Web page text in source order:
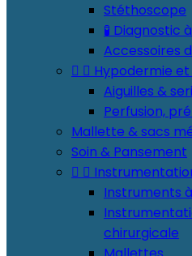
Stéthoscope
🧪 Diagnostic
Accessoires
  Hypodermie
Aiguilles &
Perfusion,
Mallette & sacs
Soin & Pansement
 
Instruments
chirurgicale